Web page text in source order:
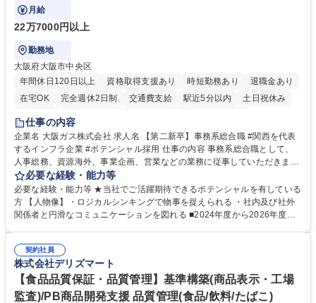
門の企画スタッフ、ルート営業
月給
22万7000円以上
勤務地
大阪府大阪市中央区
年間休日120日以上
資格取得支援あり 時短勤務あり
退職金あり
在宅OK
完全週休2日制 交通費支給 駅近5分以内
土日祝休み
服装自由
第二新卒歓迎
仕事の内容
企業名 大阪ガス株式会社 求人名 【第二新卒】事務系総合職 #関西を代表
するインフラ企業 #ポテンシャル採用 仕事の内容 事務系総合職として、
人事総務、資源海外、事業企画、営業などの業務に従事していただきま
す。 【業務内容の一例】■所属事業部の勤労業務 ■海外に関係する各種業
務 ■営業部門の企画スタッフ、ルート営業 【キャリアパス】入社後の配属
ポジションで一定期間ご活躍頂いた後、本人の適性及び将来のキャリアを
鑑みてジョブローテーションを行います。 【育成】OJTでの現場育成や研
表するインフラ企業 #ポテンシャル採用
必要な経験・能力等
必要な経験・能力等 ★当社でご活躍期待できるポテンシャルを有している
方 【人物像】・ロジカルシンキングで物事を捉えられる ・社内及び社外
関係者と円滑なコミュニケーションを図れる ■2024年度から2026年度ま
72.html ■エネルギーセキュリティの不安定化や気候変動による自然災害の
甚大化など、これまで以上に社会課題解決の重要性が高まっています。
「未来の日常」の創造に向けて持続可能な社会の実現に貢献してまいりま
す。 学歴・資格 学歴：大学院 大学 語学力： 資格：
契約社員
株式会社デリズマート
【食品品質保証・品質管理】基準構築(商品表示・工場
監査)/PB商品開発支援 品質管理(食品/飲料/たばこ)